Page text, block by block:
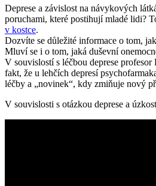
Deprese a závislost na návykových
poruchami, které postihují mladé lidi?
v kostce.
Dozvíte se důležité informace o tom,
Mluví se i o tom, jaká duševní
V souvislostí s léčbou deprese
fakt, že u lehčích depresí
léčby a „novinek“, kdy zmiňuje nový
V souvislosti s otázkou deprese a